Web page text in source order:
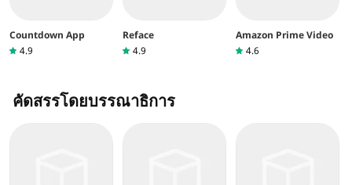
Countdown App
4.9
Reface
4.9
Amazon Prime Video
4.6
คัดสรรโดยบรรณาธิการ